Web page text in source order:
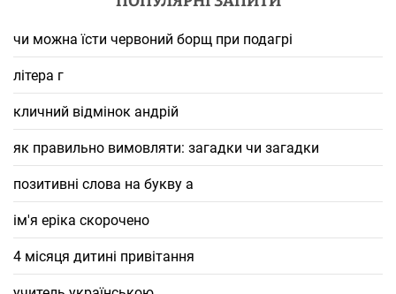
чи можна їсти червоний борщ при подагрі
літера г
кличний відмінок андрій
як правильно вимовляти: загадки чи загадки
позитивні слова на букву а
ім'я еріка скорочено
4 місяця дитині привітання